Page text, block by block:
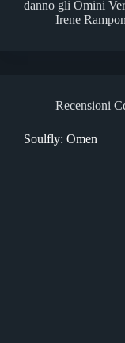
danno gli Omini
Irene
Recensioni
Soulfly: Omen